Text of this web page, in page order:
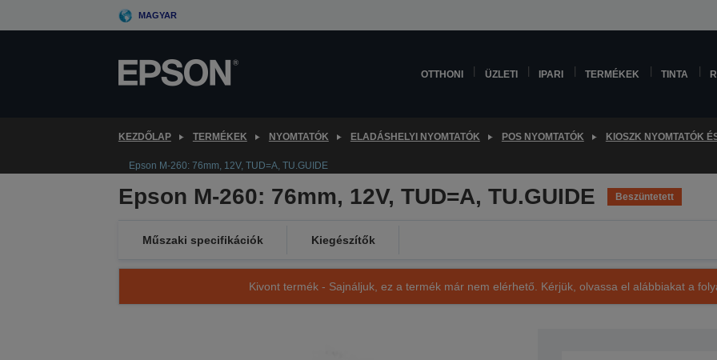
to
MAGYAR
OTTHONI ÜZLETI IPARI TERMÉKEK TINTA
KEZDŐLAP TERMÉKEK NYOMTATÓK ELADÁSHELYI NYOMTATÓK POS NYOMTATÓK KIOSZK NYOMTATÓK
Epson M-260: 76mm, 12V, TUD=A, TU.GUIDE
Epson M-260: 76mm, 12V, TUD=A, TU.GUIDE Beszüntetett
Műszaki specifikációk Kiegészítők
Kivont termék - Sajnáljuk, ez a termék már nem elérhető. Kérjük, olvassa el alábbiakat a